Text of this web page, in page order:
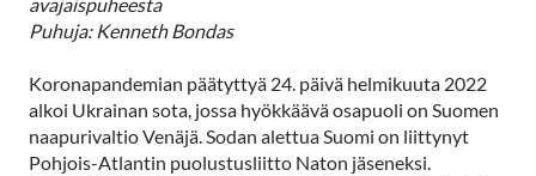
Puhuja: Kenneth Bondas
Koronapandemian päätyttyä 24. päivä helmikuuta 2022
alkoi Ukrainan sota, jossa hyökkäävä osapuoli on Suomen
naapurivaltio Venäjä. Sodan alettua Suomi on liittynyt
Pohjois-Atlantin puolustusliitto Naton jäseneksi.